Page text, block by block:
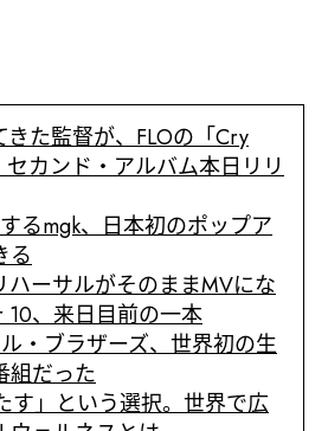
きた監督が、FLOの「Cry
カンド・アルバム本日リリ
るmgk、日本初のポップア
る
ハーサルがそのままMVにな
10、来日目前の一本
・ブラザーズ、世界初の生
組だった
す」という選択。世界で広